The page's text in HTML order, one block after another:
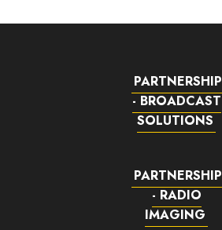
PARTNERSHIP
- BROADCAST
SOLUTIONS
PARTNERSHIP
- RADIO
IMAGING